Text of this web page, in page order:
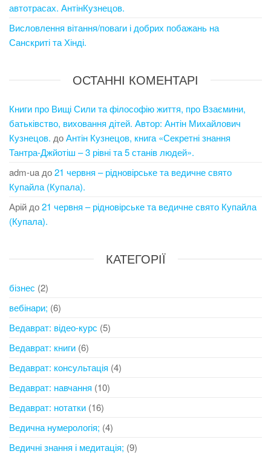
автотрасах. АнтінКузнецов.
Висловлення вітання/поваги і добрих побажань на
Санскриті та Хінді.
ОСТАННІ КОМЕНТАРІ
Книги про Вищі Сили та філософію життя, про Взаємини,
батьківство, виховання дітей. Автор: Антін Михайлович
Кузнецов. доАнтін Кузнецов, книга «Секретні знання
Тантра-Джйотіш – 3 рівні та 5 станів людей».
adm-ua до21 червня – рідновірське та ведичне свято
Купайла (Купала).
Арій до21 червня – рідновірське та ведичне свято Купайла
(Купала).
КАТЕГОРІЇ
бізнес (2)
вебінари; (6)
Ведаврат: відео-курс (5)
Ведаврат: книги (6)
Ведаврат: консультація (4)
Ведаврат: навчання (10)
Ведаврат: нотатки (16)
Ведична нумерологія; (4)
Ведичні знання і медитація; (9)